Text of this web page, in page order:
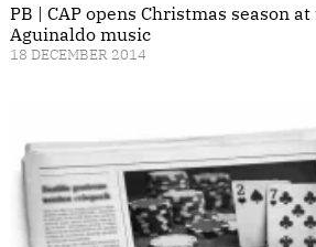
PB | CAP opens Christmas season
Aguinaldo music
18 DECEMBER 2014